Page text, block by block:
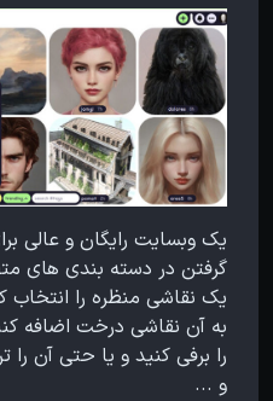
یک وبسایت رایگان و عالی
گرفتن در دسته بندی های
یک نقاشی منظره را انتخاب
به آن نقاشی درخت اضافه
را برفی کنید و یا حتی آن
و ...